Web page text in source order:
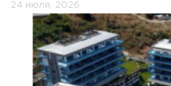
24 июля, 2026